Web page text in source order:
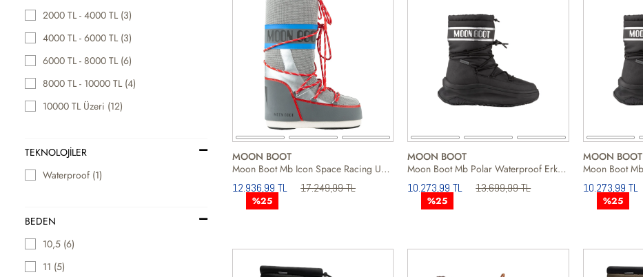
2000 TL - 4000 TL (3)
4000 TL - 6000 TL (3)
6000 TL - 8000 TL (6)
8000 TL - 10000 TL (4)
10000 TL Üzeri (12)
TEKNOLOJİLER
Waterproof (1)
BEDEN
10,5 (6)
11 (5)
MOON BOOT
Moon Boot Mb Icon Space Racing Unisex Gri Kar Botu
12.936,99 TL 17.249,99 TL
%25
MOON BOOT
Moon Boot Mb Polar Waterproof Erkek Siyah Kar Botu
10.273,99 TL 13.699,99 TL
%25
MOON BOOT
10.273,99 TL
%25